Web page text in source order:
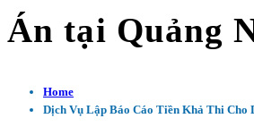
Án tại Quảng
Home
Dịch Vụ Lập Báo Cáo Tiền Khả Thi Cho